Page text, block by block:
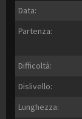
Data:
Partenza:
Difficoltà:
Dislivello:
Lunghezza: